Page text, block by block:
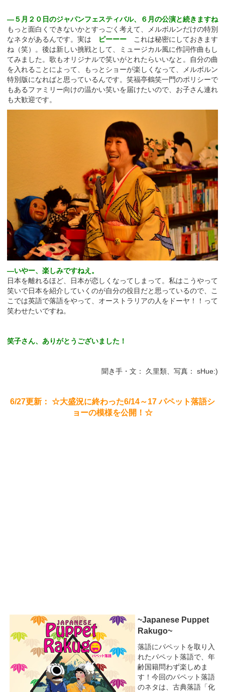
―５月２０日のジャパンフェスティバル、６月の公演と続きますね
もっと面白くできないかとすっごく考えて、メルボルンだけの特別
なネタがあるんです。実は
ピーーー これは秘密にしておきます
ね（笑）。後は新しい挑戦として、ミュージカル風に作詞作曲もし
てみました。歌もオリジナルで笑いがとれたらいいなと。自分の曲
を入れることによって、もっとショーが楽しくなって、メルボルン
特別版になればと思っているんです。笑福亭鶴笑一門のポリシーで
もあるファミリー向けの温かい笑いを届けたいので、お子さん連れ
も大歓迎です。
―いやー、楽しみですねえ。
日本を離れるほど、日本が恋しくなってしまって。私はこうやって
笑いで日本を紹介していくのが自分の役目だと思っているので、こ
こでは英語で落語をやって、オーストラリアの人をドーヤ！！って
笑わせたいですね。
笑子さん、ありがとうございました！
聞き手・文： 久里類、写真： sHue:)
6/27更新： ☆大盛況に終わった6/14～17 パペット落語シ
ョーの模様を公開！☆
~Japanese Puppet
Rakugo~
落語にパペットを取り入
れたパペット落語で、年
齢国籍問わず楽しめま
す！今回のパペット落語
のネタは、古典落語「化